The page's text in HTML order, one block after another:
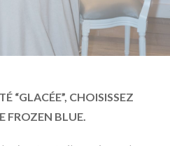
“GLACÉE”, CHOISISSEZ
FROZEN BLUE.